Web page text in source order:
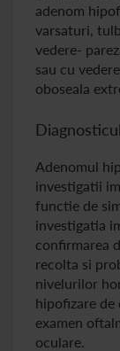
adenom
varsaturi,
vedere-
sau cu
oboseala
Adenomul
investigatii
functie de
investigatia
confirmarea
recolta si
nivelurilor
hipofizare de
examen
oculare.